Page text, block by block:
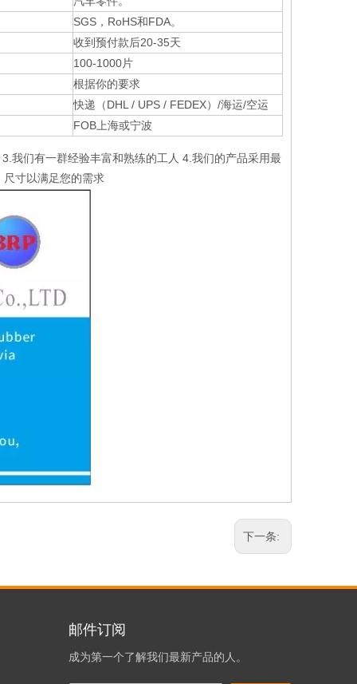
SGS，RoHS和FDA。
收到预付款后20-35天
100-1000片
根据你的要求
快递（DHL / UPS / FEDEX）/海运/空运
FOB上海或宁波
我们有一群经验丰富和熟练的工人 4.我们的产品采用最
寸以满足您的需求
下一条:
邮件订阅
成为第一个了解我们最新产品的人。